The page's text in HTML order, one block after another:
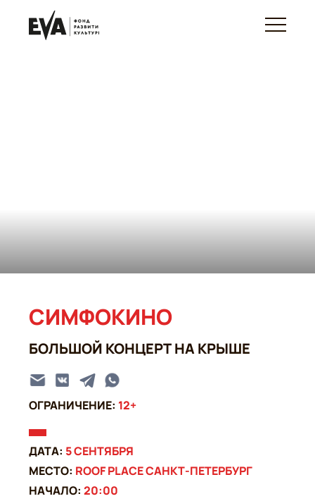
СИМФОКИНО
БОЛЬШОЙ КОНЦЕРТ НА КРЫШЕ
ОГРАНИЧЕНИЕ: 12+
ДАТА: 5 СЕНТЯБРЯ
МЕСТО: ROOF PLACE САНКТ-ПЕТЕРБУРГ
НАЧАЛО: 20:00